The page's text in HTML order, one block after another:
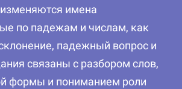
имена
по падежам и числам, как
падежный вопрос и
связаны с разбором слов,
формы и пониманием роли